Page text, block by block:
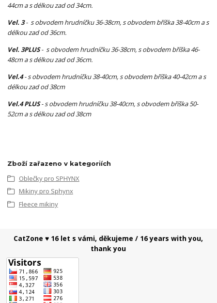
44cm a s délkou zad od 34cm.
Vel. 3- s obvodem hrudníčku 36-38cm, s obvodem bříška 38-40cm a s
délkou zad od 36cm.
Vel. 3PLUS- s obvodem hrudníčku 36-38cm, s obvodem bříška 46-
48cm a s délkou zad od 36cm.
Vel.4- s obvodem hrudníčku 38-40cm, s obvodem bříška 40-42cm a s
délkou zad od 38cm
Vel.4 PLUS- s obvodem hrudníčku 38-40cm, s obvodem bříška 50-
52cm a s délkou zad od 38cm
Zboží zařazeno v kategoriích
Oblečky pro SPHYNX
Mikiny pro Sphynx
Fleece mikiny
CatZone ♥ 16 let s vámi, děkujeme / 16 years with you,
thank you